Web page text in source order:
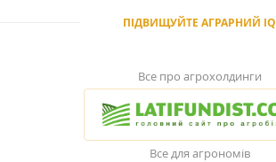
ПІДВИЩУЙТЕ АГРАРНИЙ IQ
Все про агрохолдинги
Все для агрономів